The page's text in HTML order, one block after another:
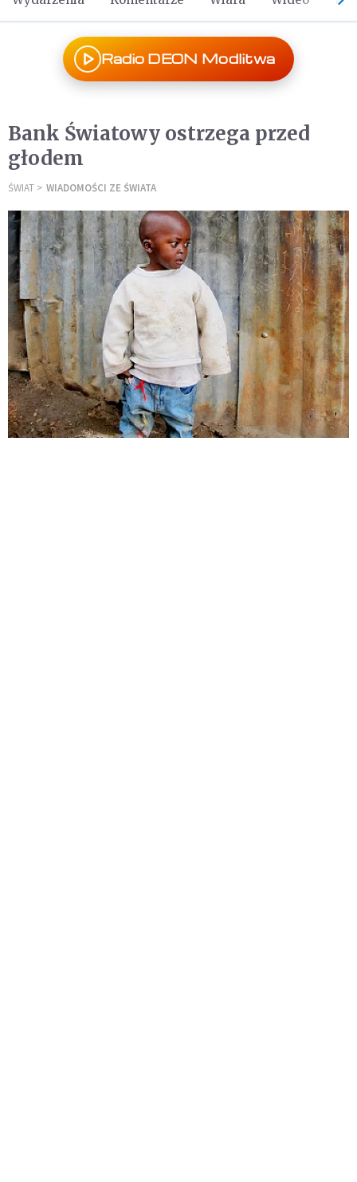
Radio DEON Modlitwa
Bank Światowy ostrzega przed
głodem
ŚWIAT WIADOMOŚCI ZE ŚWIATA